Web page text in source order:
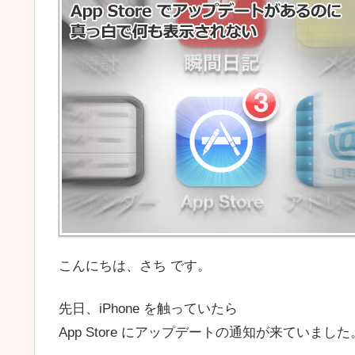
こんにちは、さち です。
先日、iPhone を触っていたら
App Store にアップデートの通知が来ていました